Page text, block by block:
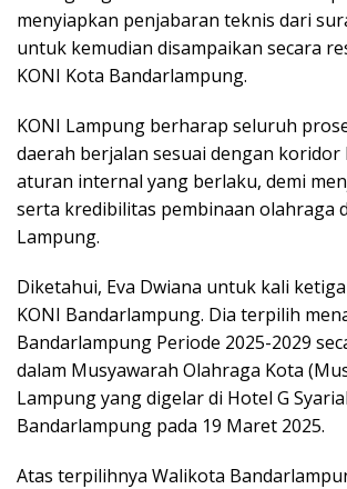
menyiapkan penjabaran teknis dari
untuk kemudian disampaikan secara
KONI Kota Bandarlampung.
KONI Lampung berharap seluruh
daerah berjalan sesuai dengan koridor
aturan internal yang berlaku, demi
serta kredibilitas pembinaan olahraga
Lampung.
Diketahui, Eva Dwiana untuk kali
KONI Bandarlampung. Dia terpilih
Bandarlampung Periode 2025-2029
dalam Musyawarah Olahraga Kota
Lampung yang digelar di Hotel G
Bandarlampung pada 19 Maret 2025.
Atas terpilihnya Walikota